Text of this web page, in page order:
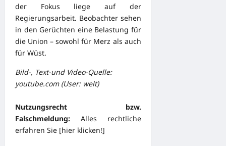
der Fokus liege auf der
Regierungsarbeit. Beobachter sehen
in den Gerüchten eine Belastung für
die Union – sowohl für Merz als auch
für Wüst.
Bild-, Text-und Video-Quelle:
youtube.com (User: welt)
Nutzungsrecht bzw.
Falschmeldung: Alles rechtliche
erfahren Sie [hier klicken!]